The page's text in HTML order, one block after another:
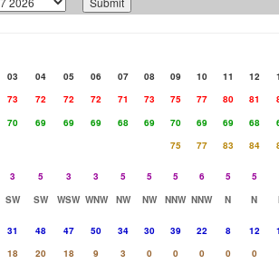
03 04 05 06 07 08 09 10 11 12
73 72 72 72 71 73 75 77 80 81
70 69 69 69 68 69 70 69 69 68
75 77 83 84
3 5 3 3 5 5 5 6 5 5
SW SW WSW WNW NW NW NNW NNW N N
31 48 47 50 34 30 39 22 8 12
18 20 18 9 3 0 0 0 0 0